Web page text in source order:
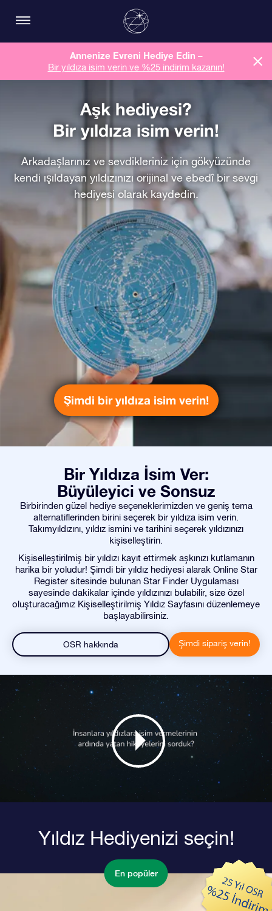
Annenize Evreni Hediye Edin –
Bir yıldıza isim verin ve %25 indirim kazanın!
Aşk hediyesi?
Bir yıldıza isim verin!
Arkadaşlarınız ve sevdikleriniz için gökyüzünde
kendi ışıldayan yıldızınızı orijinal ve ebedî bir sevgi
hediyesi olarak kaydedin.
Şimdi bir yıldıza isim verin!
Bir Yıldıza İsim Ver:
Büyüleyici ve Sonsuz
Birbirinden güzel hediye seçeneklerimizden ve geniş tema
alternatiflerinden birini seçerek bir yıldıza isim verin.
Takımyıldızını, yıldız ismini ve tarihini seçerek yıldızınızı
kişiselleştirin.
Kişiselleştirilmiş bir yıldızı kayıt ettirmek aşkınızı kutlamanın
harika bir yoludur! Şimdi bir yıldız hediyesi alarak Online Star
Register sitesinde bulunan Star Finder Uygulaması
sayesinde dakikalar içinde yıldızınızı bulabilir, size özel
oluşturacağımız Kişiselleştirilmiş Yıldız Sayfasını düzenlemeye
başlayabilirsiniz.
OSR hakkında Şimdi sipariş verin!
Yıldız Hediyenizi seçin!
En popüler